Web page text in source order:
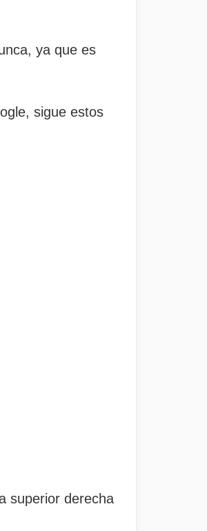
ya que es
sigue estos
superior derecha